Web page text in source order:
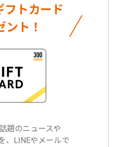
フトカード
ント！
題のニュースや
、LINEやメールで